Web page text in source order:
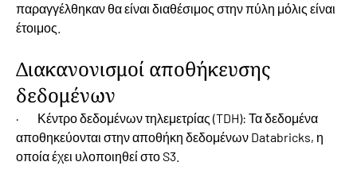
παραγγέλθηκαν θα είναι διαθέσιμος στην πύλη μόλις είναι
έτοιμος.
Διακανονισμοί αποθήκευσης
δεδομένων
· Κέντρο δεδομένων τηλεμετρίας (TDH): Τα δεδομένα
αποθηκεύονται στην αποθήκη δεδομένων Databricks, η
οποία έχει υλοποιηθεί στο S3.